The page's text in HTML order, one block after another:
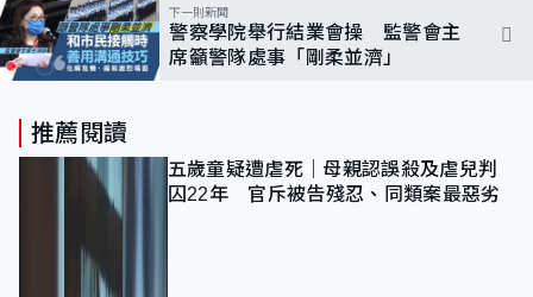
下一則新聞
警察學院舉行結業會操 監警會主
席籲警隊處事「剛柔並濟」
推薦閱讀
五歲童疑遭虐死｜母親認誤殺及虐兒判
囚22年 官斥被告殘忍、同類案最惡劣